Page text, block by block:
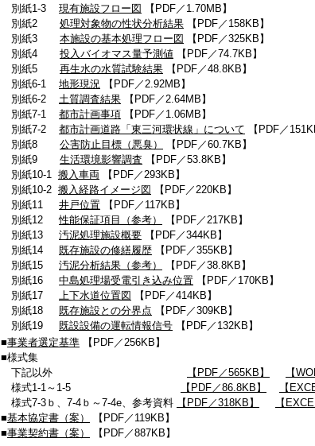
別紙1-3 現有施設フロー図
【PDF／1.70MB】
別紙2 処理対象物の性状分析結果 【PDF／158KB】
別紙3 本施設の基本処理フロー図
【PDF／325KB】
別紙4 投入バイオマス量予測値 【PDF／74.7KB】
別紙5 再生水の水質試験結果 【PDF／48.8KB】
別紙6-1 地形現況 【PDF／2.92MB】
別紙6-2 土質調査結果 【PDF／2.64MB】
別紙7-1 都市計画事項 【PDF／1.06MB】
別紙7-2 都市計画道路「東三河環状線」について 【PDF／
別紙8 公害防止目標（悪臭）
【PDF／60.7KB】
別紙9 生活環境影響調査 【PDF／53.8KB】
別紙10-1 搬入車両 【PDF／293KB】
別紙10-2 搬入経路イメージ図
【PDF／220KB】
別紙11 井戸位置 【PDF／117KB】
別紙12性能保証項目（参考）
【PDF／217KB】
別紙13 汚泥処理施設概要 【PDF／344KB】
別紙14 既存施設の修繕履歴 【PDF／355KB】
別紙15 汚泥分析結果（参考）
【PDF／38.8KB】
別紙16 中島処理場受電引き込み位置 【PDF／170KB】
別紙17 上下水道位置図
【PDF／414KB】
別紙18 既存施設との分界点 【PDF／309KB】
別紙19 既設設備の運転情報信号 【PDF／132KB】
■事業者選定基準 【PDF／256KB】
■様式集
下記以外
【PDF／565KB】
【
様式1-1～1-5
【PDF／86.8KB】
【
様式7-3ｂ、7-4ｂ～7-4e、参考資料
【PDF／318KB】
【
■基本協定書（案）
【PDF／119KB】
■事業契約書（案） 【PDF／887KB】